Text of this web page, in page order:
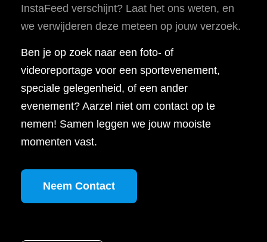
InstaFeed verschijnt? Laat het ons weten, en
we verwijderen deze meteen op jouw verzoek.
Ben je op zoek naar een foto- of
videoreportage voor een sportevenement,
speciale gelegenheid, of een ander
evenement? Aarzel niet om contact op te
nemen! Samen leggen we jouw mooiste
momenten vast.
Neem Contact